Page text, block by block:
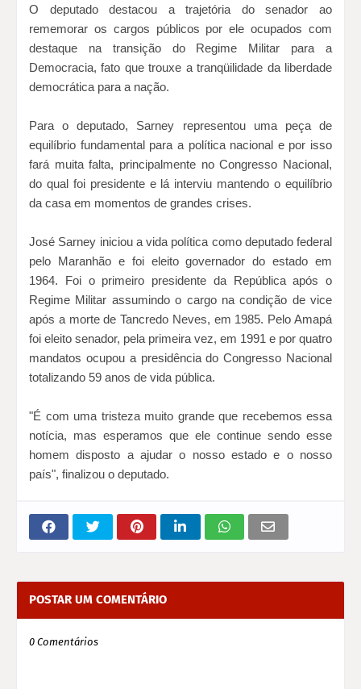
O deputado destacou a trajetória do senador ao
rememorar os cargos públicos por ele ocupados com
destaque na transição do Regime Militar para a
Democracia, fato que trouxe a tranqüilidade da liberdade
democrática para a nação.
Para o deputado, Sarney representou uma peça de
equilíbrio fundamental para a política nacional e por isso
fará muita falta, principalmente no Congresso Nacional,
do qual foi presidente e lá interviu mantendo o equilíbrio
da casa em momentos de grandes crises.
José Sarney iniciou a vida política como deputado federal
pelo Maranhão e foi eleito governador do estado em
1964. Foi o primeiro presidente da República após o
Regime Militar assumindo o cargo na condição de vice
após a morte de Tancredo Neves, em 1985. Pelo Amapá
foi eleito senador, pela primeira vez, em 1991 e por quatro
mandatos ocupou a presidência do Congresso Nacional
totalizando 59 anos de vida pública.
"É com uma tristeza muito grande que recebemos essa
notícia, mas esperamos que ele continue sendo esse
homem disposto a ajudar o nosso estado e o nosso
país", finalizou o deputado.
POSTAR UM COMENTÁRIO
0 Comentários